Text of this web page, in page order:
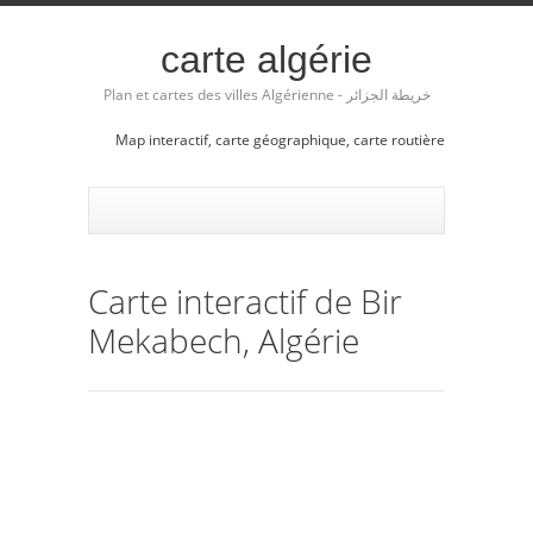
carte algérie
Plan et cartes des villes Algérienne - خريطة الجزائر
Map interactif, carte géographique, carte routière
Carte interactif de Bir
Mekabech, Algérie